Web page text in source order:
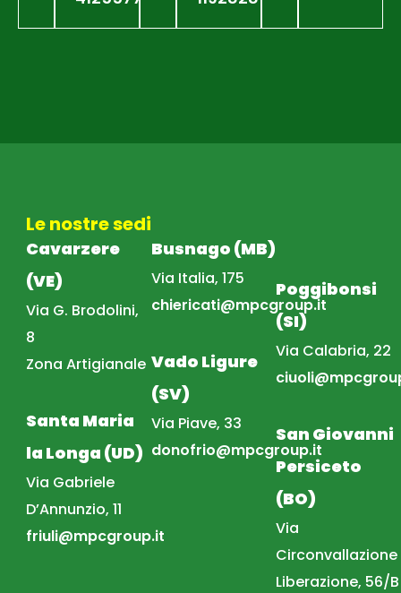
Le nostre sedi
Cavarzere
(VE)
Via G. Brodolini,
8
Zona Artigianale
Santa Maria
la Longa (UD)
Via Gabriele
D’Annunzio, 11
friuli@mpcgroup.it
Busnago (MB)
Via Italia, 175
chiericati@mpcgroup.it
Vado Ligure
(SV)
Via Piave, 33
donofrio@mpcgroup.it
Poggibonsi
(SI)
Via Calabria, 22
San Giovanni
Persiceto
(BO)
Via
Circonvallazione
Liberazione, 56/B